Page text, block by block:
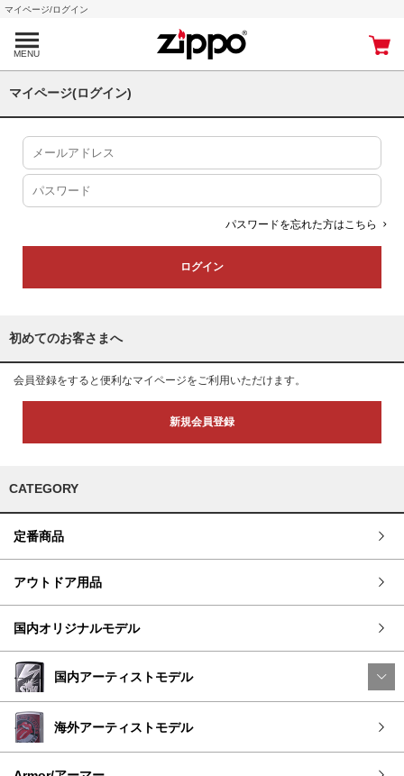
マイページ/ログイン
MENU
マイページ(ログイン)
パスワードを忘れた方はこちら
初めてのお客さまへ
会員登録をすると便利なマイページをご利用いただけます。
新規会員登録
CATEGORY
定番商品
アウトドア用品
国内オリジナルモデル
国内アーティストモデル
海外アーティストモデル